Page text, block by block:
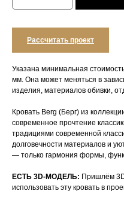
Рассчитать проект
Указана минимальная
мм. Она может меняться в
изделия, материалов обивки,
Кровать Berg (Берг) из
современное прочтение
традициями современной
долговечности материалов и
— только гармония формы,
ЕСТЬ 3D-МОДЕЛЬ: Пришлём
использовать эту кровать в